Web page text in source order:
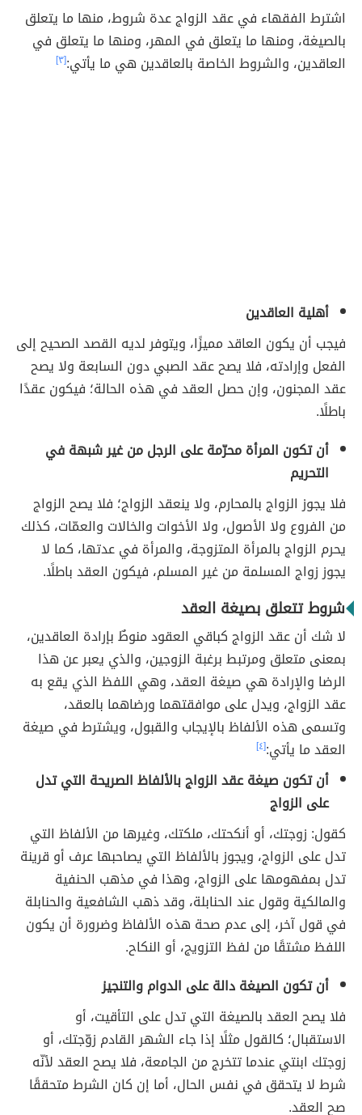
اشترط الفقهاء في عقد الزواج عدة شروط، منها ما يتعلق
بالصيغة، ومنها ما يتعلق في المهر، ومنها ما يتعلق في
العاقدين، والشروط الخاصة بالعاقدين هي ما يأتي:[٣]
أهلية العاقدين
فيجب أن يكون العاقد مميزًا، ويتوفر لديه القصد الصحيح إلى
الفعل وإرادته، فلا يصح عقد الصبي دون السابعة ولا يصح
عقد المجنون، وإن حصل العقد في هذه الحالة؛ فيكون عقدًا
باطلًا.
أن تكون المرأة محرّمة على الرجل من غير شبهة في
التحريم
فلا يجوز الزواج بالمحارم، ولا ينعقد الزواج؛ فلا يصح الزواج
من الفروع ولا الأصول، ولا الأخوات والخالات والعمّات، كذلك
يحرم الزواج بالمرأة المتزوجة، والمرأة في عدتها، كما لا
يجوز زواج المسلمة من غير المسلم، فيكون العقد باطلًا.
شروط تتعلق بصيغة العقد
لا شك أن عقد الزواج كباقي العقود منوطٌ بإرادة العاقدين،
بمعنى متعلق ومرتبط برغبة الزوجين، والذي يعبر عن هذا
الرضا والإرادة هي صيغة العقد، وهي اللفظ الذي يقع به
عقد الزواج، ويدل على موافقتهما ورضاهما بالعقد،
وتسمى هذه الألفاظ بالإيجاب والقبول، ويشترط في صيغة
العقد ما يأتي:[٤]
أن تكون صيغة عقد الزواج بالألفاظ الصريحة التي تدل
على الزواج
كقول: زوجتك، أو أنكحتك، ملكتك، وغيرها من الألفاظ التي
تدل على الزواج، ويجوز بالألفاظ التي يصاحبها عرف أو قرينة
تدل بمفهومها على الزواج، وهذا في مذهب الحنفية
والمالكية وقول عند الحنابلة، وقد ذهب الشافعية والحنابلة
في قول آخر، إلى عدم صحة هذه الألفاظ وضرورة أن يكون
اللفظ مشتقًا من لفظ التزويج، أو النكاح.
أن تكون الصيغة دالة على الدوام والتنجيز
فلا يصح العقد بالصيغة التي تدل على التأقيت، أو
الاستقبال؛ كالقول مثلًا إذا جاء الشهر القادم زوّجتك، أو
زوجتك ابنتي عندما تتخرج من الجامعة، فلا يصح العقد لأنّه
شرط لا يتحقق في نفس الحال، أما إن كان الشرط متحققًا
صح العقد.